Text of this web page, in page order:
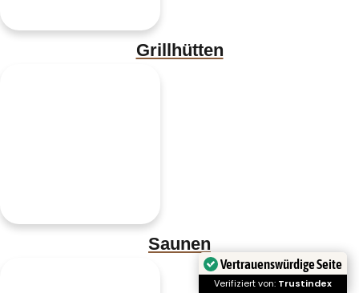
Grillhütten
Saunen
Vertrauenswürdige Seite
Verifiziert von: Trustindex